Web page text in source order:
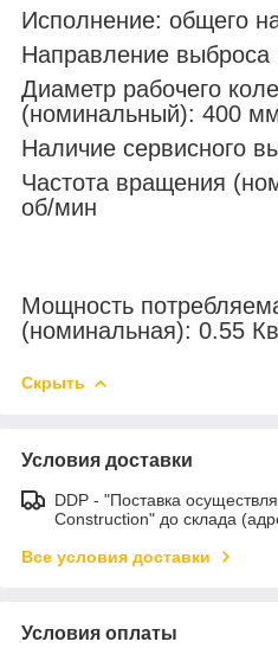
Исполнение: общего
Направление выброса
Диаметр рабочего
(номинальный): 400
Наличие сервисного
Частота вращения
об/мин
Мощность
(номинальная): 0.55
Скрыть
Условия доставки
DDP - "Поставка
Construction" до склада
Все условия доставки
Условия оплаты